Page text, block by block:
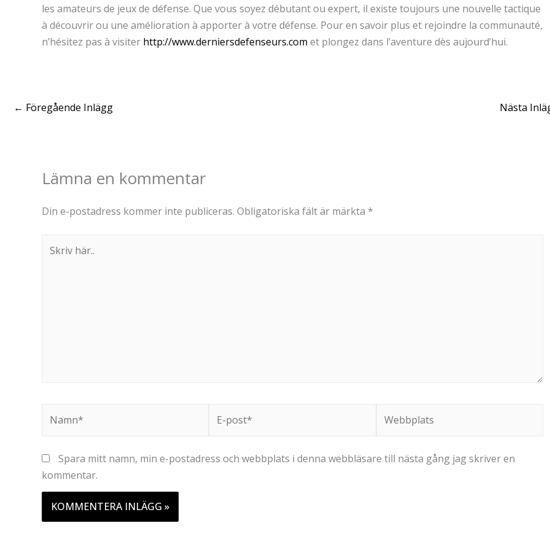
les amateurs de jeux de défense. Que vous soyez débutant ou expert, il existe toujours une nouvelle tactique
à découvrir ou une amélioration à apporter à votre défense. Pour en savoir plus et rejoindre la communauté,
n’hésitez pas à visiter http://www.derniersdefenseurs.com et plongez dans l’aventure dès aujourd’hui.
← Föregående Inlägg Nästa
Lämna en kommentar
Din e-postadress kommer inte publiceras. Obligatoriska fält är märkta *
här..
post*
Spara mitt namn, min e-postadress och webbplats i denna webbläsare till nästa gång jag skriver en
kommentar.